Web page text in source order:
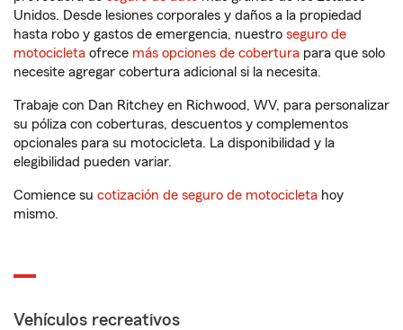
Unidos. Desde lesiones corporales y daños a la propiedad
hasta robo y gastos de emergencia, nuestro seguro de
motocicleta ofrece más opciones de cobertura para que solo
necesite agregar cobertura adicional si la necesita.
Trabaje con Dan Ritchey en Richwood, WV, para personalizar
su póliza con coberturas, descuentos y complementos
opcionales para su motocicleta. La disponibilidad y la
elegibilidad pueden variar.
Comience su cotización de seguro de motocicleta hoy
mismo.
Vehículos recreativos